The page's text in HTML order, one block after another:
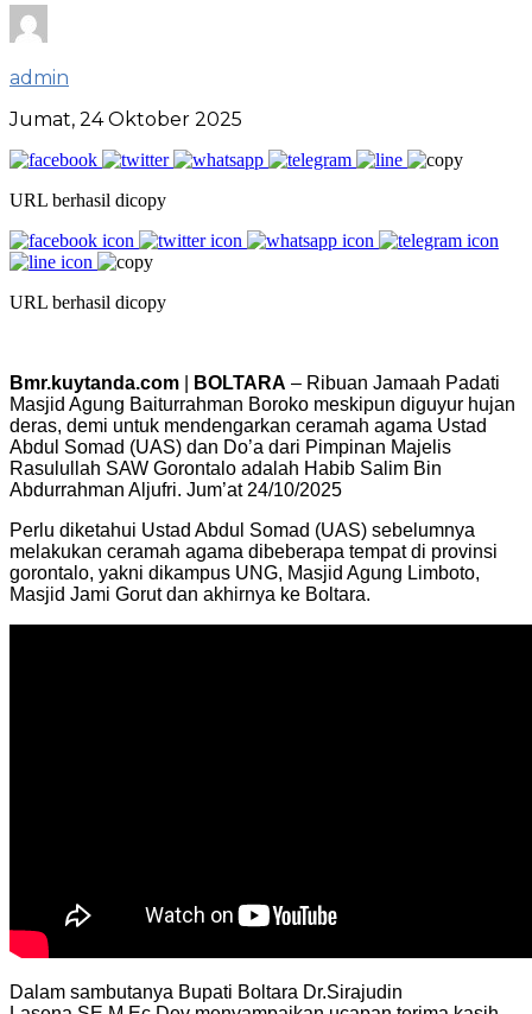
admin
Jumat, 24 Oktober 2025
URL berhasil dicopy
URL berhasil dicopy
Bmr.kuytanda.com BOLTARA – Ribuan Jamaah Padati
Masjid Agung Baiturrahman Boroko meskipun diguyur hujan
deras, demi untuk mendengarkan ceramah agama Ustad
Abdul Somad (UAS) dan Do’a dari Pimpinan Majelis
Rasulullah SAW Gorontalo adalah Habib Salim Bin
Abdurrahman Aljufri. Jum’at 24/10/2025
Perlu diketahui Ustad Abdul Somad (UAS) sebelumnya
melakukan ceramah agama dibeberapa tempat di provinsi
gorontalo, yakni dikampus UNG, Masjid Agung Limboto,
Masjid Jami Gorut dan akhirnya ke Boltara.
Dalam sambutanya Bupati Boltara Dr.Sirajudin